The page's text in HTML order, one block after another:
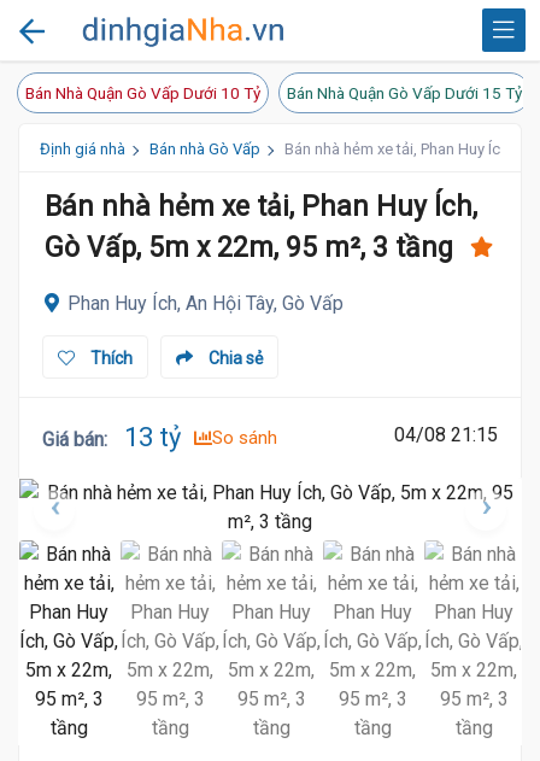
Bán Nhà Quận Gò Vấp Dưới 10 Tỷ Bán Nhà Quận Gò Vấp Dưới 15 Tỷ
Định giá nhà Bán nhà Gò Vấp Bán nhà hẻm xe tải, Phan Huy Ích,
Bán nhà hẻm xe tải, Phan Huy Ích,
Gò Vấp, 5m x 22m, 95 m², 3 tầng
Phan Huy Ích, An Hội Tây, Gò Vấp
Chia sẻ
Thích
Giá bán: 13 tỷ So sánh 04/08 21:15